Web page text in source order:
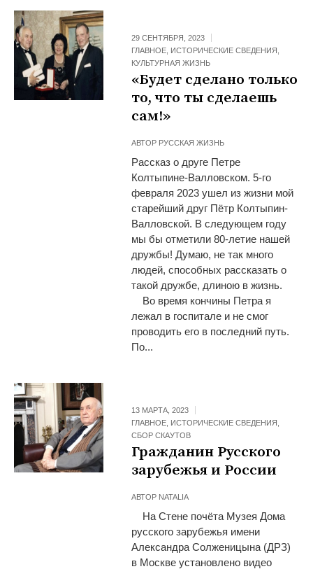
29 СЕНТЯБРЯ, 2023
ГЛАВНОЕ ИСТОРИЧЕСКИЕ СВЕДЕНИЯ
КУЛЬТУРНАЯ ЖИЗНЬ
«Будет сделано только
то, что ты сделаешь
сам!»
АВТОР РУССКАЯ ЖИЗНЬ
Рассказ о друге Петре
Колтыпине-Валловском. 5-го
февраля 2023 ушел из жизни мой
старейший друг Пётр Колтыпин-
Валловской. В следующем году
мы бы отметили 80-летие нашей
дружбы! Думаю, не так много
людей, способных рассказать о
такой дружбе, длиною в жизнь.
Во время кончины Петра я
лежал в госпитале и не смог
проводить его в последний путь.
По...
13 МАРТА, 2023
ГЛАВНОЕ ИСТОРИЧЕСКИЕ СВЕДЕНИЯ
СБОР СКАУТОВ
Гражданин Русского
зарубежья и России
АВТОР NATALIA
На Стене почёта Музея Дома
русского зарубежья имени
Александра Солженицына (ДРЗ)
в Москве установлено видео